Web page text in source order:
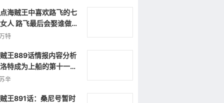
海贼王中喜欢路飞的七
人 路飞最后会娶谁做海
的女人
特
王889话情报内容分析
特成为上船的第十一人
辛
王891话：桑尼号暂时